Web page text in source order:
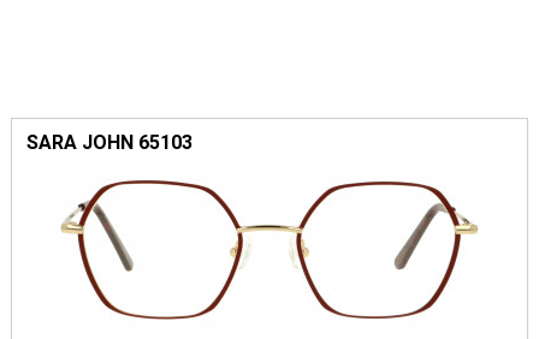
SARA JOHN 65103